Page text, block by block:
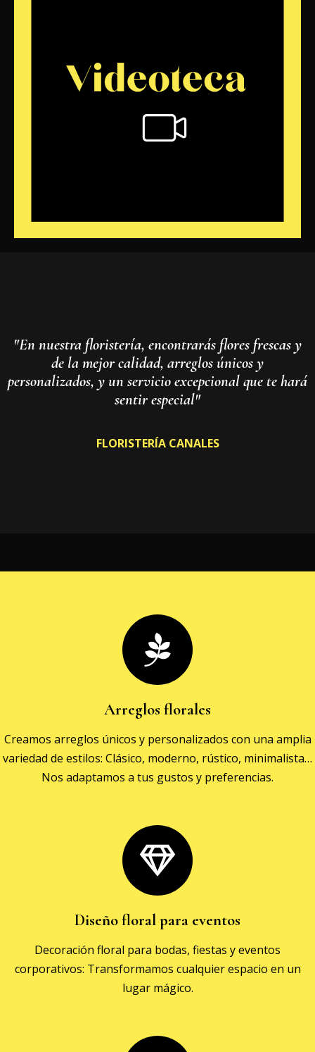
"En nuestra floristería, encontrarás flores frescas y
de la mejor calidad, arreglos únicos y
personalizados, y un servicio excepcional que te hará
sentir especial"
FLORISTERÍA CANALES
Arreglos florales
Creamos arreglos únicos y personalizados con una amplia
variedad de estilos: Clásico, moderno, rústico, minimalista…
Nos adaptamos a tus gustos y preferencias.
Diseño floral para eventos
Decoración floral para bodas, fiestas y eventos
corporativos: Transformamos cualquier espacio en un
lugar mágico.